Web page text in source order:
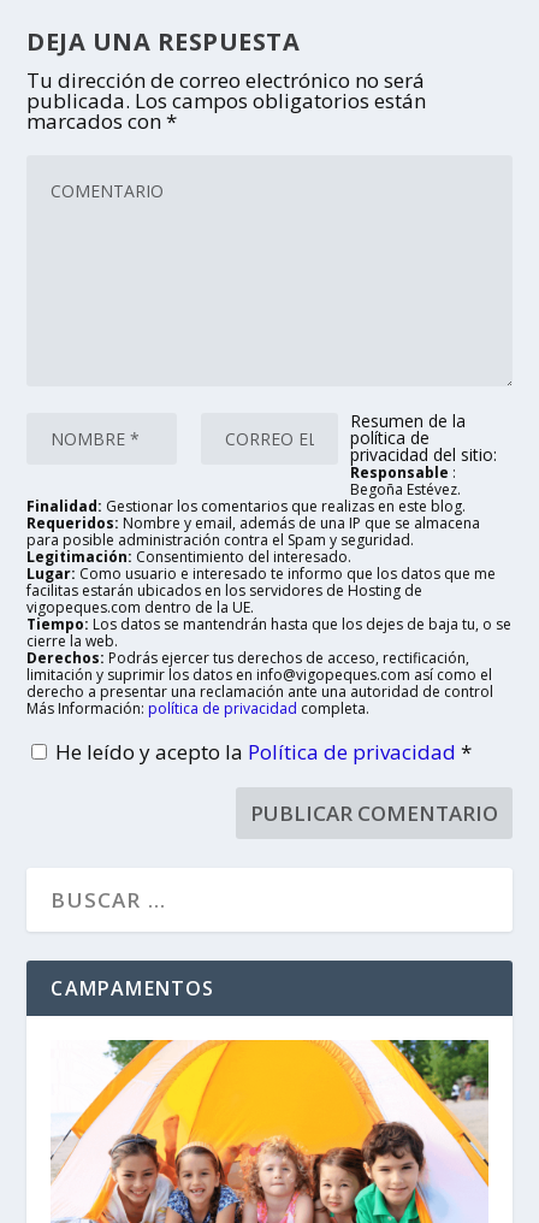
DEJA UNA RESPUESTA
Tu dirección de correo electrónico no será
publicada. Los campos obligatorios están
marcados con*
Resumen de la
política de
privacidad del sitio:
Responsable :
Begoña Estévez.
Finalidad: Gestionar los comentarios que realizas en este blog.
Requeridos: Nombre y email, además de una IP que se almacena
para posible administración contra el Spam y seguridad.
Legitimación: Consentimiento del interesado.
Lugar: Como usuario e interesado te informo que los datos que me
facilitas estarán ubicados en los servidores de Hosting de
vigopeques.com dentro de la UE.
Tiempo: Los datos se mantendrán hasta que los dejes de baja tu, o se
cierre la web.
Derechos: Podrás ejercer tus derechos de acceso, rectificación,
limitación y suprimir los datos en info@vigopeques.com así como el
derecho a presentar una reclamación ante una autoridad de control
Más Información: política de privacidad completa.
He leído y acepto la Política de privacidad*
CAMPAMENTOS